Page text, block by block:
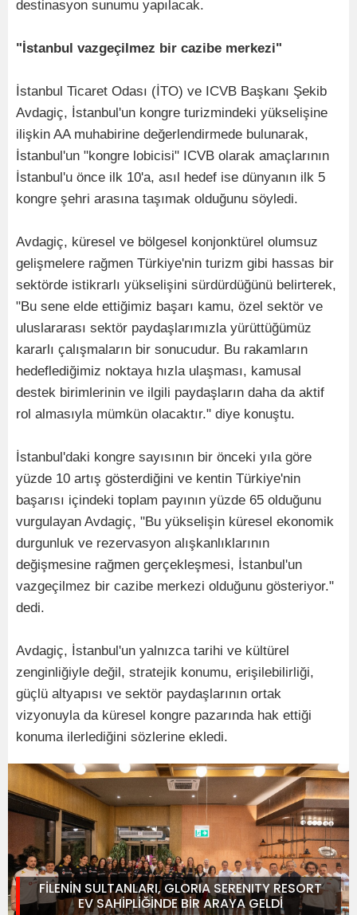
destinasyon sunumu yapılacak.
"İstanbul vazgeçilmez bir cazibe merkezi"
İstanbul Ticaret Odası (İTO) ve ICVB Başkanı Şekib
Avdagiç, İstanbul'un kongre turizmindeki yükselişine
ilişkin AA muhabirine değerlendirmede bulunarak,
İstanbul'un "kongre lobicisi" ICVB olarak amaçlarının
İstanbul'u önce ilk 10'a, asıl hedef ise dünyanın ilk 5
kongre şehri arasına taşımak olduğunu söyledi.
Avdagiç, küresel ve bölgesel konjonktürel olumsuz
gelişmelere rağmen Türkiye'nin turizm gibi hassas bir
sektörde istikrarlı yükselişini sürdürdüğünü belirterek,
"Bu sene elde ettiğimiz başarı kamu, özel sektör ve
uluslararası sektör paydaşlarımızla yürüttüğümüz
kararlı çalışmaların bir sonucudur. Bu rakamların
hedeflediğimiz noktaya hızla ulaşması, kamusal
destek birimlerinin ve ilgili paydaşların daha da aktif
rol almasıyla mümkün olacaktır." diye konuştu.
İstanbul'daki kongre sayısının bir önceki yıla göre
yüzde 10 artış gösterdiğini ve kentin Türkiye'nin
başarısı içindeki toplam payının yüzde 65 olduğunu
vurgulayan Avdagiç, "Bu yükselişin küresel ekonomik
durgunluk ve rezervasyon alışkanlıklarının
değişmesine rağmen gerçekleşmesi, İstanbul'un
vazgeçilmez bir cazibe merkezi olduğunu gösteriyor."
dedi.
Avdagiç, İstanbul'un yalnızca tarihi ve kültürel
zenginliğiyle değil, stratejik konumu, erişilebilirliği,
güçlü altyapısı ve sektör paydaşlarının ortak
vizyonuyla da küresel kongre pazarında hak ettiği
konuma ilerlediğini sözlerine ekledi.
FİLENİN SULTANLARI, GLORIA SERENITY RESORT
EV SAHİPLİĞİNDE BİR ARAYA GELDİ